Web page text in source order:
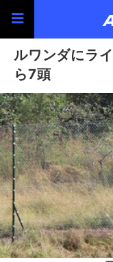
ルワンダにラ
ら7頭